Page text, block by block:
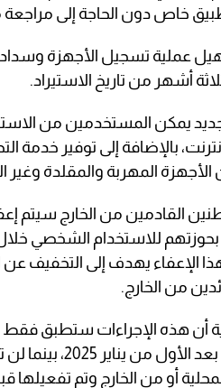
خاص دون الحاجة إلى
عملية تسجيل الأجهزة وسداد
أشهر من تاريخ الاستيراد.
يمكن المستخدمين من
بالإضافة إلى توفير خدمة
المهربة والمقلدة وغير
القادمين من الخارج سيتم
للاستخدام الشخصي خلال
الإعفاء يهدف إلى التخفيف
من الخارج.
هذه الإجراءات ستطبق فقط
المستوردة التي تدخل
أو من الخارج وتم تفعيلها